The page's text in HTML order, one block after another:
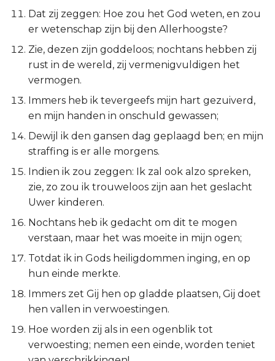
2 Timótheüs
Titus
Filémon
Hebreeën
Jakobus
1 Petrus
2 Petrus
1 Johannes
2 Johannes
3 Johannes
Openbaring
Dat zij zeggen: Hoe zou het God weten, en zou
er wetenschap zijn bij den Allerhoogste?
Zie, dezen zijn goddeloos; nochtans hebben zij
rust in de wereld, zij vermenigvuldigen het
vermogen.
Immers heb ik tevergeefs mijn hart gezuiverd,
en mijn handen in onschuld gewassen;
Dewijl ik den gansen dag geplaagd ben; en mijn
straffing is er alle morgens.
Indien ik zou zeggen: Ik zal ook alzo spreken,
zie, zo zou ik trouweloos zijn aan het geslacht
Uwer kinderen.
Nochtans heb ik gedacht om dit te mogen
verstaan, maar het was moeite in mijn ogen;
Totdat ik in Gods heiligdommen inging, en op
hun einde merkte.
Immers zet Gij hen op gladde plaatsen, Gij doet
hen vallen in verwoestingen.
Hoe worden zij als in een ogenblik tot
verwoesting; nemen een einde, worden teniet